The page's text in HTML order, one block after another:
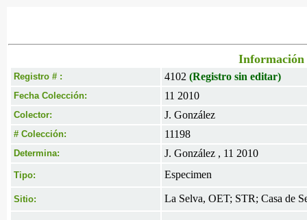
Información
Registro # : 4102 (Registro sin editar)
Fecha Colección: 11 2010
Colector: J. González
# Colección: 11198
Determina: J. González , 11 2010
Tipo: Especimen
Sitio: La Selva, OET; STR; Casa de